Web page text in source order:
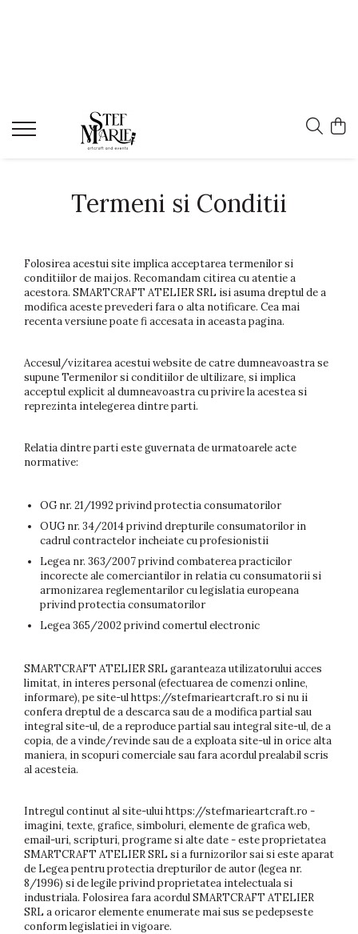
Carnete ironice
Căni
Cana miresei
Cadouri barbati
Accesorii de par pentru mirese
Agenda miresei
Cutiuțe verighete
Ochelari personalizați
Pahare nuntă
Papetărie nuntă
Etichete marturii nunta
Invitații de nuntă
Meniuri nuntă
Colecția Animalele Pădurii
Colecția Blue Bunny
Colecția Circus Party
Colecția Grădina cu fluturi
Colecția Harta piratilor
Colecția Nestemate și unicorni
Colecția Pink Bunny
Colecția Safari Joy
Colecția Sonia
Invitații de botez
Plicuri pentru bani Botez
Accesorii și decor botez
Mărturii botez
Toppers Candy bar
Trusouri botez
Etichete marturii botez
Termeni si Conditii
Folosirea acestui site implica acceptarea termenilor si
conditiilor de mai jos. Recomandam citirea cu atentie a
acestora. SMARTCRAFT ATELIER SRL isi asuma dreptul de a
modifica aceste prevederi fara o alta notificare. Cea mai
recenta versiune poate fi accesata in aceasta pagina.
Accesul/vizitarea acestui website de catre dumneavoastra se
supune Termenilor si conditiilor de ultilizare, si implica
acceptul explicit al dumneavoastra cu privire la acestea si
reprezinta intelegerea dintre parti.
Relatia dintre parti este guvernata de urmatoarele acte
normative:
OG nr. 21/1992 privind protectia consumatorilor
OUG nr. 34/2014 privind drepturile consumatorilor in
cadrul contractelor incheiate cu profesionistii
Legea nr. 363/2007 privind combaterea practicilor
incorecte ale comerciantilor in relatia cu consumatorii si
armonizarea reglementarilor cu legislatia europeana
privind protectia consumatorilor
Legea 365/2002 privind comertul electronic
SMARTCRAFT ATELIER SRL garanteaza utilizatorului acces
limitat, in interes personal (efectuarea de comenzi online,
informare), pe site-ul https://stefmarieartcraft.ro si nu ii
confera dreptul de a descarca sau de a modifica partial sau
integral site-ul, de a reproduce partial sau integral site-ul, de a
copia, de a vinde/revinde sau de a exploata site-ul in orice alta
maniera, in scopuri comerciale sau fara acordul prealabil scris
al acesteia.
Intregul continut al site-ului https://stefmarieartcraft.ro -
imagini, texte, grafice, simboluri, elemente de grafica web,
email-uri, scripturi, programe si alte date - este proprietatea
SMARTCRAFT ATELIER SRL si a furnizorilor sai si este aparat
de Legea pentru protectia drepturilor de autor (legea nr.
8/1996) si de legile privind proprietatea intelectuala si
industriala. Folosirea fara acordul SMARTCRAFT ATELIER
SRL a oricaror elemente enumerate mai sus se pedepseste
conform legislatiei in vigoare.